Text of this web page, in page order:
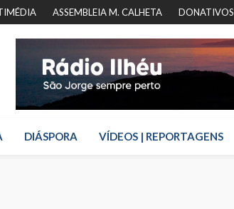
ASSEMBLEIA M. CALHETA DONATIVOS
DIÁSPORA VÍDEOS | REPORTAGENS